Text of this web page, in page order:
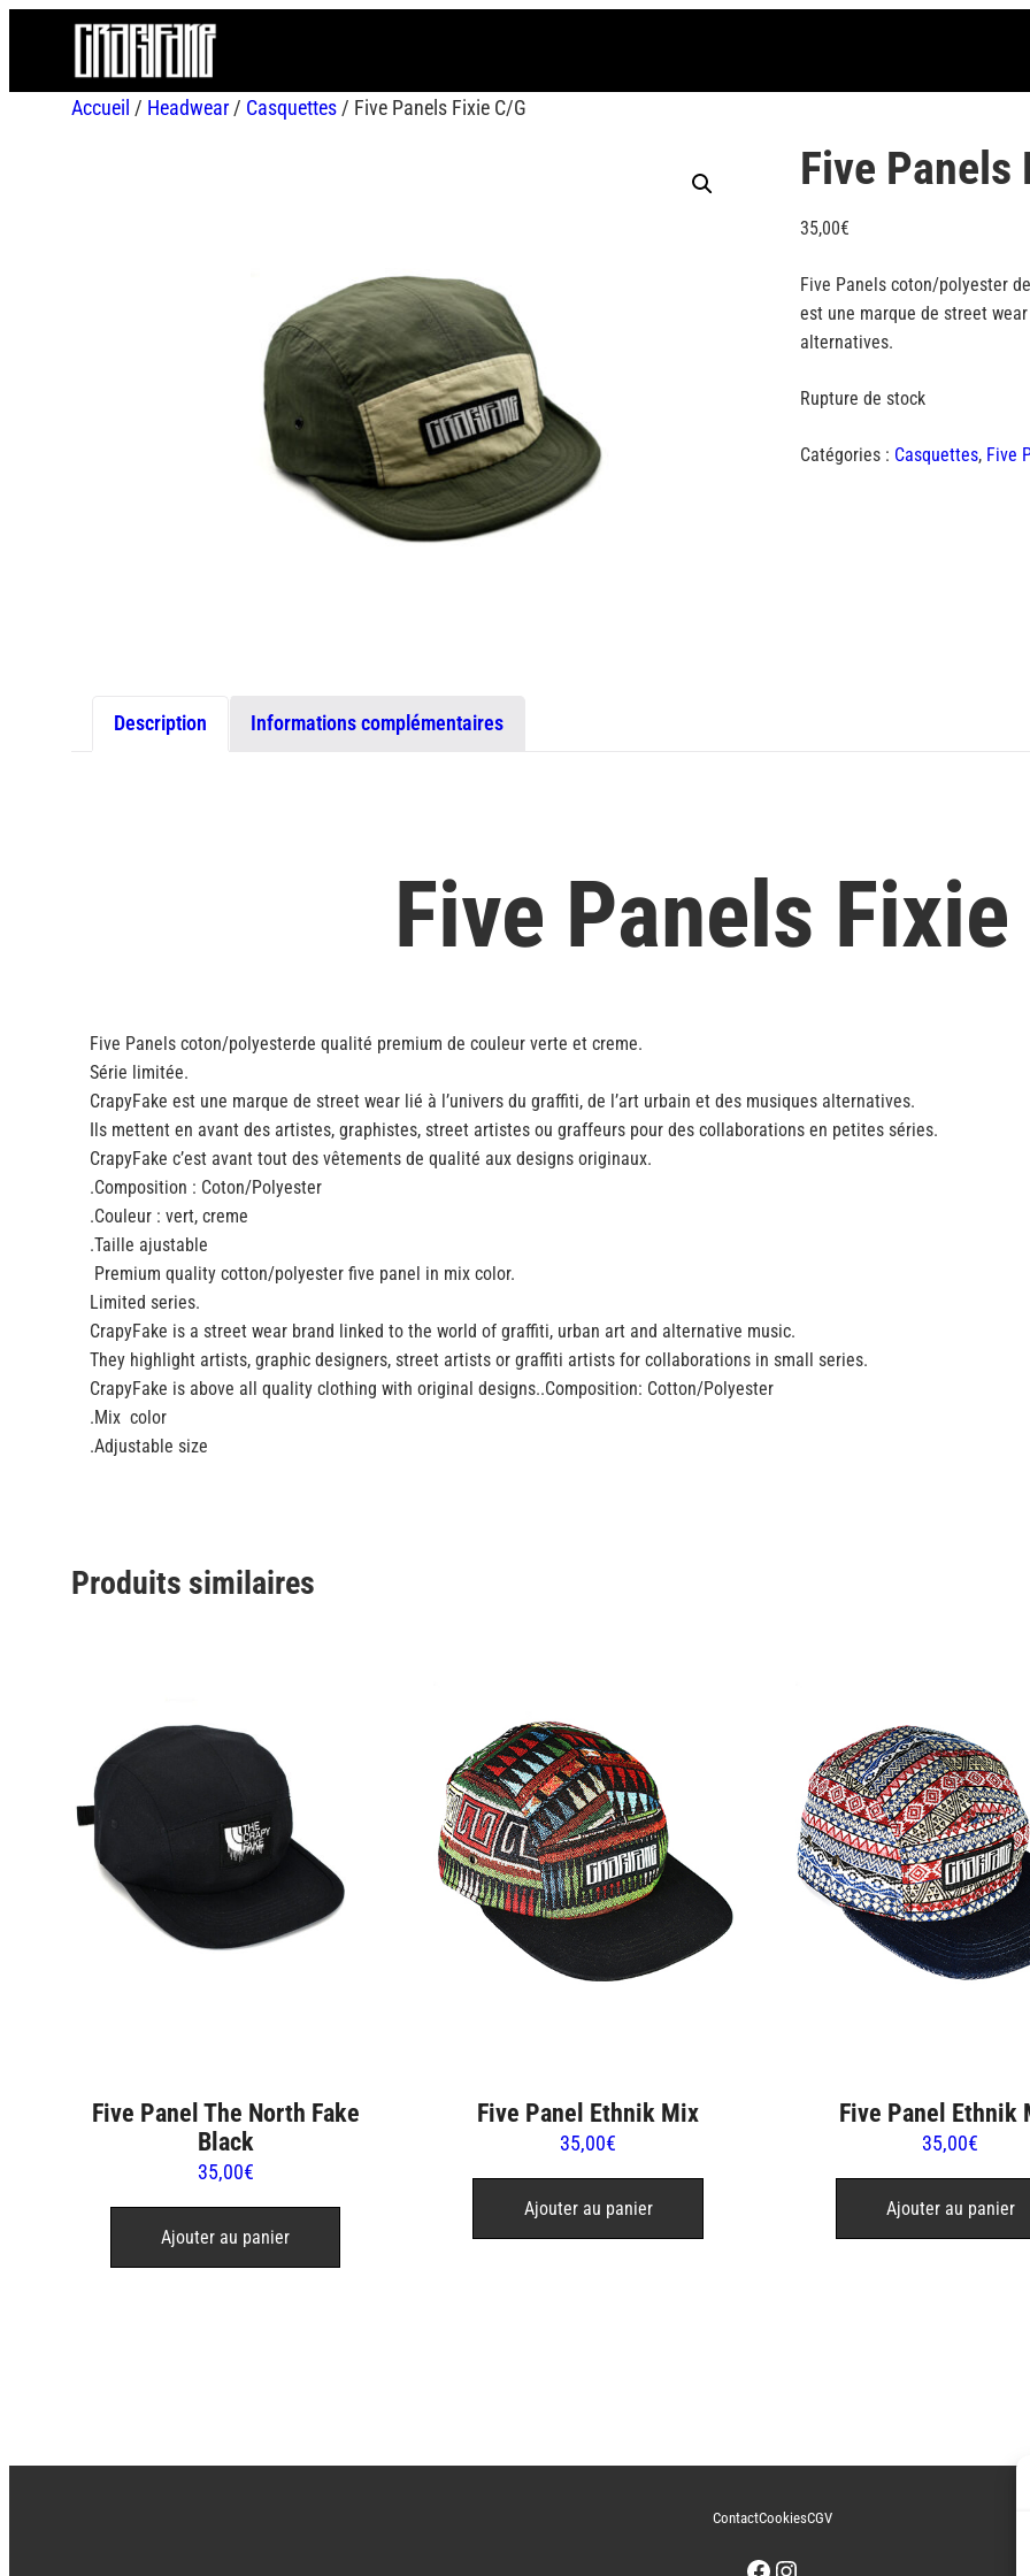
contenu
Accueil / Headwear/ Casquettes/ Five Panels Fixie C/G
Five Panels
35,00€
Five Panels coton/polyester
est une marque de street
alternatives.
Rupture de stock
Catégories : Casquettes, Five
Description Informations complémentaires
Five Panels Fixie
Five Panels coton/polyesterde qualité premium de couleur verte et creme.
Série limitée.
CrapyFake est une marque de street wear lié à l’univers du graffiti, de l’art urbain et des musiques alternatives.
Ils mettent en avant des artistes, graphistes, street artistes ou graffeurs pour des collaborations en petites séries.
CrapyFake c’est avant tout des vêtements de qualité aux designs originaux.
.Composition : Coton/Polyester
.Couleur : vert, creme
.Taille ajustable
Premium quality cotton/polyester five panel in mix color.
Limited series.
CrapyFake is a street wear brand linked to the world of graffiti, urban art and alternative music.
They highlight artists, graphic designers, street artists or graffiti artists for collaborations in small series.
CrapyFake is above all quality clothing with original designs..Composition: Cotton/Polyester
.Mix color
.Adjustable size
Produits similaires
Five Panel The North Fake
Black
35,00€
Ajouter au panier
Five Panel Ethnik Mix
35,00€
Ajouter au panier
Five Panel Ethnik
35,00€
Ajouter au panier
ContactCookiesCGV